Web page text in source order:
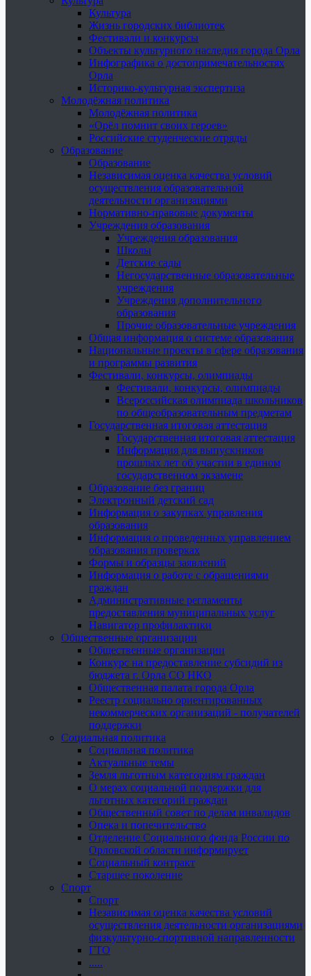
Культура
Жизнь городских библиотек
Фестивали и конкурсы
Объекты культурного наследия города Орла
Инфографика о достопримечательностях
Орла
Историко-культурная экспертиза
Молодёжная политика
Молодёжная политика
«Орёл помнит своих героев»
Российские студенческие отряды
Образование
Образование
Независимая оценка качества условий
осуществления образовательной
деятельности организациями
Нормативно-правовые документы
Учреждения образования
Учреждения образования
Школы
Детские сады
Негосударственные образовательные
учреждения
Учреждения дополнительного
образования
Прочие образовательные учреждения
Общая информация о системе образования
Национальные проекты в сфере образования
и программы развития
Фестивали, конкурсы, олимпиады
Фестивали, конкурсы, олимпиады
Всероссийская олимпиада школьников
по общеобразовательным предметам
Государственная итоговая аттестация
Государственная итоговая аттестация
Информация для выпускников
прошлых лет об участии в едином
государственном экзамене
Образование без границ
Электронный детский сад
Информация о закупках управления
образования
Информация о проведенных управлением
образования проверках
Формы и образцы заявлений
Информация о работе с обращениями
граждан
Административные регламенты
предоставления муниципальных услуг
Навигатор профилактики
Общественные организации
Общественные организации
Конкурс на предоставление субсидий из
бюджета г. Орла СО НКО
Общественная палата города Орла
Реестр социально ориентированных
некоммерческих организаций - получателей
поддержки
Социальная политика
Социальная политика
Актуальные темы
Земля льготным категориям граждан
О мерах социальной поддержки для
льготных категорий граждан
Общественный совет по делам инвалидов
Опека и попечительство
Отделение Социального фонда России по
Орловской области информирует
Социальный контракт
Старшее поколение
Спорт
Спорт
Независимая оценка качества условий
осуществления деятельности организациями
физкультурно-спортивной направленности
ГТО
.....